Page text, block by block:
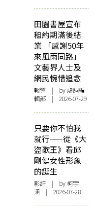
田園書屋宣布
租約期滿後結
業 「感謝50年
來風雨同路」
文藝界人士及
網民惋惜追念
報導 | by 虛詞編
輯部 | 2026-07-29
只要你不怕我
就行——從《大
盜歌王》看邱
剛健女性形象
的誕生
影評 | by 柯宇
涵 | 2026-07-28